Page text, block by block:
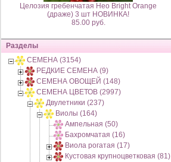
Целозия гребенчатая Нео Bright Orange
(драже) 3 шт НОВИНКА!
85.00 руб.
Разделы
СЕМЕНА (3154)
РЕДКИЕ СЕМЕНА (9)
СЕМЕНА ОВОЩЕЙ (148)
СЕМЕНА ЦВЕТОВ (2997)
Двулетники (237)
Виолы (164)
Ампельная (50)
Бахромчатая (16)
Виола рогатая (17)
Кустовая крупноцветковая (81)